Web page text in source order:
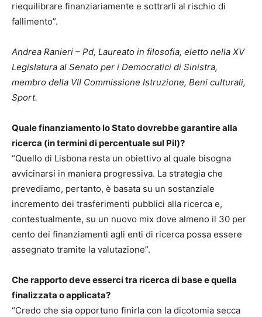
riequilibrare finanziariamente e sottrarli al rischio di
fallimento”.
Andrea Ranieri – Pd, Laureato in filosofia, eletto nella XV
Legislatura al Senato per i Democratici di Sinistra,
membro della VII Commissione Istruzione, Beni culturali,
Sport.
Quale finanziamento lo Stato dovrebbe garantire alla
ricerca (in termini di percentuale sul Pil)?
“Quello di Lisbona resta un obiettivo al quale bisogna
avvicinarsi in maniera progressiva. La strategia che
prevediamo, pertanto, è basata su un sostanziale
incremento dei trasferimenti pubblici alla ricerca e,
contestualmente, su un nuovo mix dove almeno il 30 per
cento dei finanziamenti agli enti di ricerca possa essere
assegnato tramite la valutazione”.
Che rapporto deve esserci tra ricerca di base e quella
finalizzata o applicata?
“Credo che sia opportuno finirla con la dicotomia secca